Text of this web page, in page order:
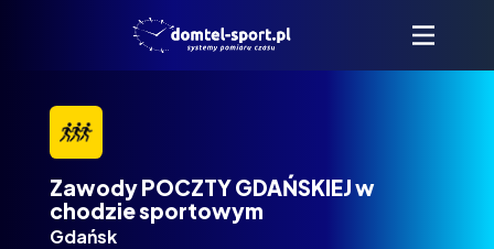
Zawody POCZTY GDAŃSKIEJ w
chodzie sportowym
Gdańsk